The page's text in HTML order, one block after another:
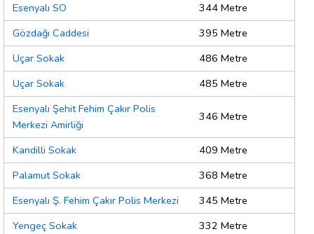
Esenyalı SO
344 Metre
Gözdağı Caddesi
395 Metre
Uçar Sokak
486 Metre
Uçar Sokak
485 Metre
Esenyalı Şehit Fehim Çakır Polis
Merkezi Amirliği
346 Metre
Kandilli Sokak
409 Metre
Palamut Sokak
368 Metre
Esenyalı Ş. Fehim Çakır Polis Merkezi
345 Metre
Yengeç Sokak
332 Metre